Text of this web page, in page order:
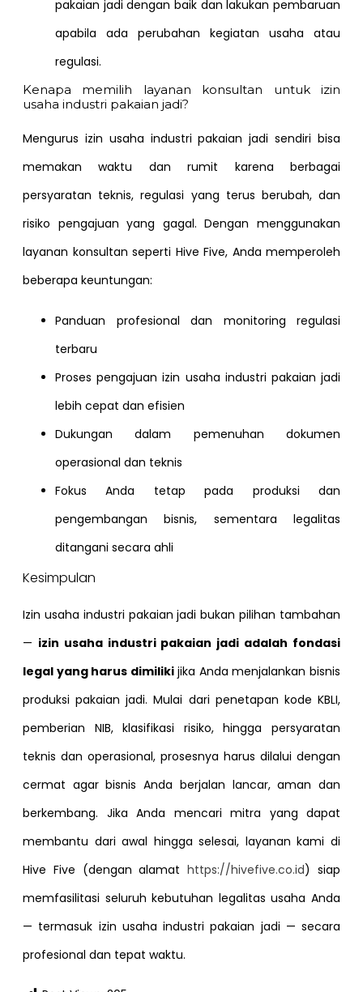
pakaian jadi dengan baik dan lakukan pembaruan
apabila ada perubahan kegiatan usaha atau
regulasi.
Kenapa memilih layanan konsultan untuk izin
usaha industri pakaian jadi?
Mengurus izin usaha industri pakaian jadi sendiri bisa
memakan waktu dan rumit karena berbagai
persyaratan teknis, regulasi yang terus berubah, dan
risiko pengajuan yang gagal. Dengan menggunakan
layanan konsultan seperti Hive Five, Anda memperoleh
beberapa keuntungan:
Panduan profesional dan monitoring regulasi
terbaru
Proses pengajuan izin usaha industri pakaian jadi
lebih cepat dan efisien
Dukungan dalam pemenuhan dokumen
operasional dan teknis
Fokus Anda tetap pada produksi dan
pengembangan bisnis, sementara legalitas
ditangani secara ahli
Kesimpulan
Izin usaha industri pakaian jadi bukan pilihan tambahan
— izin usaha industri pakaian jadi adalah fondasi
legal yang harus dimilikijika Anda menjalankan bisnis
produksi pakaian jadi. Mulai dari penetapan kode KBLI,
pemberian NIB, klasifikasi risiko, hingga persyaratan
teknis dan operasional, prosesnya harus dilalui dengan
cermat agar bisnis Anda berjalan lancar, aman dan
berkembang. Jika Anda mencari mitra yang dapat
membantu dari awal hingga selesai, layanan kami di
Hive Five (dengan alamathttps://hivefive.co.id) siap
memfasilitasi seluruh kebutuhan legalitas usaha Anda
— termasuk izin usaha industri pakaian jadi — secara
profesional dan tepat waktu.